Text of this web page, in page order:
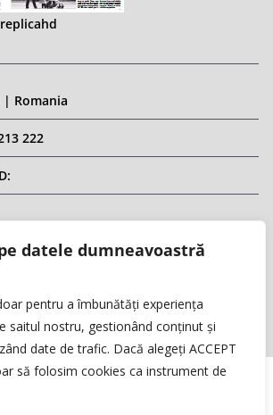
datele dumneavoastră
pentru a îmbunătăți experiența
saitul nostru, gestionând conținut și
date de trafic. Dacă alegeți ACCEPT
să folosim cookies ca instrument de
replicahd
| Romania
222